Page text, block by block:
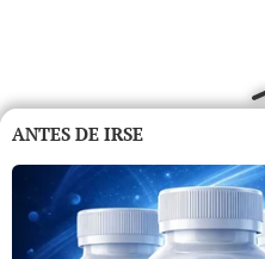
ANTES DE IRSE